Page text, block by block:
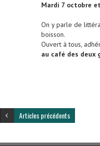
Mardi 7 octobre
On y parle de
boisson.
Ouvert à tous,
au café des deux
Articles précédents